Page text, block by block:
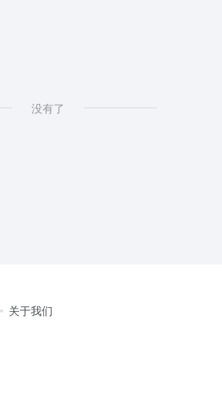
没有了
关于我们